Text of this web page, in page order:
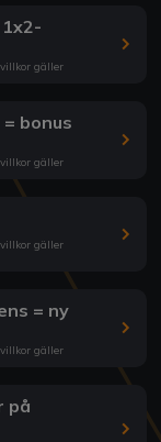
gäller
bonus
gäller
gäller
= ny
gäller
på